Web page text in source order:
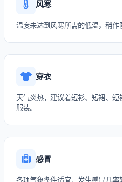
风寒
温度未达到风寒所需的低温，稍作
穿衣
天气炎热，建议着短衫、短裙、
服装。
感冒
各项气象条件适宜，发生感冒几